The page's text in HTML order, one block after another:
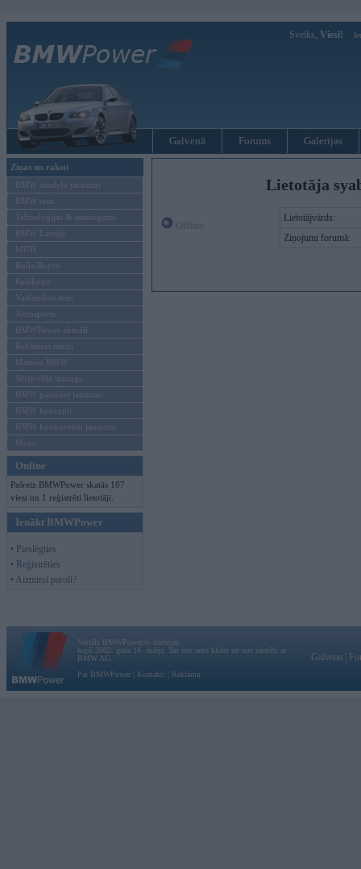
Sveiks, Viesi!
Galvenā Forums Galerijas
Ziņas un raksti
BMW modeļu jaunumi
BMW testi
Tehnoloģijas & sasniegumi
BMW Latvijā
MINI
Rolls-Royce
Pasākumi
Vadāmības tests
Autosports
BMWPower aktuāli
Reklāmas raksti
Mēneša BMW
Sērijveida tūnings
BMW pasaules jaunumi
BMW koncepti
BMW konkurentu jaunumi
Moto
Online
Pašreiz BMWPower skatās 107
viesi un 1 reģistrēti lietotāji.
Ienākt BMWPower
• Pieslēgties
• Reģistrēties
• Aizmirsi paroli?
Lietotāja
Lietotājvārds:
Ziņojumi forumā:
Vortāls BMWPower.lv darbojas
kopš 2002. gada 14. maija. Tas nav auto klubs un nav saistīts ar
BMW AG.
Par BMWPower
Kontakti Reklāma
Galvena